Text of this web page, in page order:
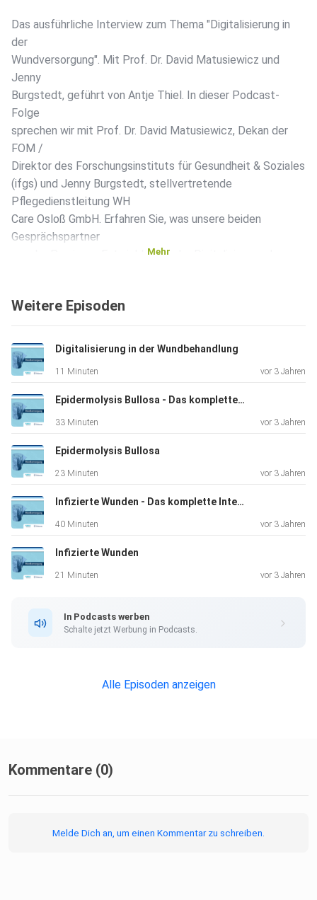
Das ausführliche Interview zum Thema "Digitalisierung in
der
Wundversorgung". Mit Prof. Dr. David Matusiewicz und
Jenny
Burgstedt, geführt von Antje Thiel. In dieser Podcast-
Folge
sprechen wir mit Prof. Dr. David Matusiewicz, Dekan der
FOM /
Direktor des Forschungsinstituts für Gesundheit & Soziales
(ifgs) und Jenny Burgstedt, stellvertretende
Pflegedienstleitung WH
Care Osloß GmbH. Erfahren Sie, was unsere beiden
Gesprächspartner
aus der Praxis zur Entwicklung in der Digitalisierung des
Wundbehandlung und Wunddokumentation unterstützen, zu
Mehr
Weitere Episoden
Digitalisierung in der Wundbehandlung
11 Minuten vor 3 Jahren
Epidermolysis Bullosa - Das komplette Interview
33 Minuten vor 3 Jahren
Epidermolysis Bullosa
23 Minuten vor 3 Jahren
Infizierte Wunden - Das komplette Interview
40 Minuten vor 3 Jahren
Infizierte Wunden
21 Minuten vor 3 Jahren
In Podcasts werben
Schalte jetzt Werbung in Podcasts.
Alle Episoden anzeigen
Kommentare (0)
Melde Dich an, um einen Kommentar zu schreiben.